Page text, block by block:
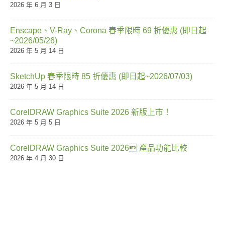
2026 年 6 月 3 日
Enscape、V-Ray、Corona 春季限時 69 折優惠 (即日起
~2026/05/26)
2026 年 5 月 14 日
SketchUp 春季限時 85 折優惠 (即日起~2026/07/03)
2026 年 5 月 14 日
CorelDRAW Graphics Suite 2026 新版上市！
2026 年 5 月 5 日
CorelDRAW Graphics Suite 2026 產品功能比較
2026 年 4 月 30 日